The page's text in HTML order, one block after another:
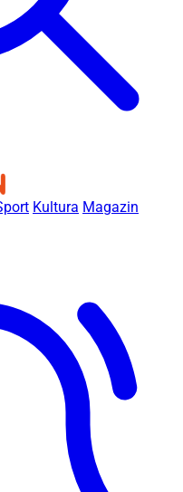
Kultura Magazin